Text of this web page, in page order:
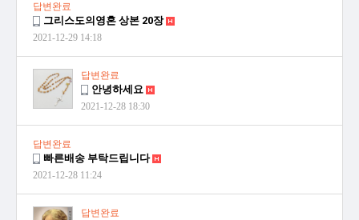
답변완료
그리스도의영혼 상본 20장
2021-12-29 14:18
답변완료
안녕하세요
2021-12-28 18:30
답변완료
빠른배송 부탁드립니다
2021-12-28 11:24
답변완료